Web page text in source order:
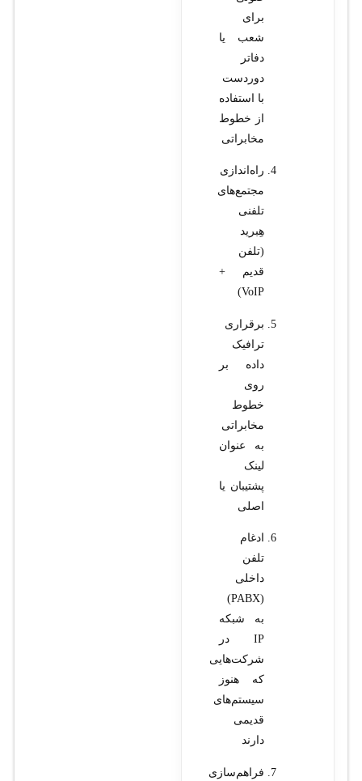
برای
شعب یا
دفاتر
دوردست
با استفاده
از خطوط
مخابراتی
راه‌اندازی
مجتمع‌های
تلفنی
هِبرید
(تلفن
قدیم +
VoIP)
برقراری
ترافیک
داده بر
روی
خطوط
مخابراتی
به عنوان
لینک
پشتیبان یا
اصلی
ادغام
تلفن
داخلی
(PABX)
به شبکه
IP در
شرکت‌هایی
که هنوز
سیستم‌های
قدیمی
دارند
فراهم‌سازی